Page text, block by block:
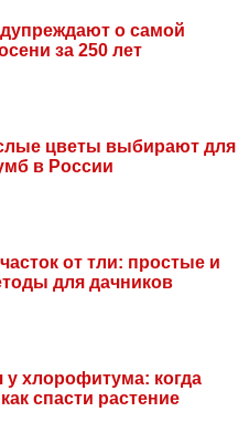
о самой
за 250 лет
цветы выбирают для
в России
от тли: простые и
для дачников
хлорофитума: когда
спасти растение